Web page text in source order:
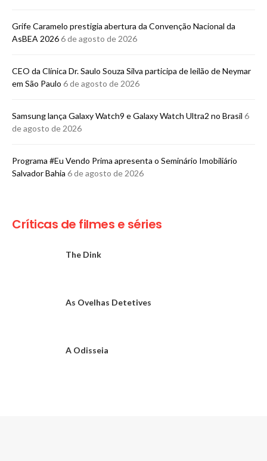
Grife Caramelo prestigia abertura da Convenção Nacional da
AsBEA 20266 de agosto de 2026
CEO da Clínica Dr. Saulo Souza Silva participa de leilão de Neymar
em São Paulo 6 de agosto de 2026
Samsung lança Galaxy Watch9 e Galaxy Watch Ultra2 no Brasil 6
de agosto de 2026
Programa #Eu Vendo Prima apresenta o Seminário Imobiliário
Salvador Bahia 6 de agosto de 2026
Críticas de filmes e séries
The Dink
As Ovelhas Detetives
A Odisseia